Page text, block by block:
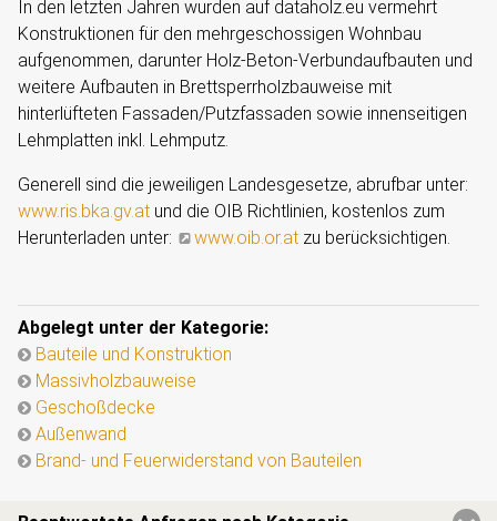
In den letzten Jahren wurden auf dataholz.eu vermehrt
Konstruktionen für den mehrgeschossigen Wohnbau
aufgenommen, darunter Holz-Beton-Verbundaufbauten und
weitere Aufbauten in Brettsperrholzbauweise mit
hinterlüfteten Fassaden/Putzfassaden sowie innenseitigen
Lehmplatten inkl. Lehmputz.
Generell sind die jeweiligen Landesgesetze, abrufbar unter:
www.ris.bka.gv.at und die OIB Richtlinien, kostenlos zum
Herunterladen unter:
www.oib.or.at zu berücksichtigen.
Abgelegt unter der Kategorie:
Bauteile und Konstruktion
Massivholzbauweise
Geschoßdecke
Außenwand
Brand- und Feuerwiderstand von Bauteilen